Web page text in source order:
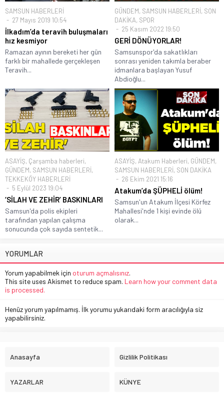
SAMSUN HABERLERİ
27 Mayıs 2019 10:54
İlkadım’da teravih buluşmaları
hız kesmiyor
Ramazan ayının bereketi her gün
farklı bir mahallede gerçekleşen
Teravih...
GÜNDEM, SAMSUN HABERLERİ, SON
DAKİKA, SPOR
25 Kasım 2022 19:50
GERİ DÖNÜYORLAR!
Samsunspor'da sakatlıkları
sonrası yeniden takımla beraber
idmanlara başlayan Yusuf
Abdioğlu...
ASAYİŞ, Çarşamba haberleri,
GÜNDEM, SAMSUN HABERLERİ,
TEKKEKÖY HABERLERİ
5 Eylül 2023 19:04
‘SİLAH VE ZEHİR’ BASKINLARI
Samsun'da polis ekipleri
tarafından yapılan çalışma
sonucunda çok sayıda sentetik...
ASAYİŞ, Atakum Haberleri, GÜNDEM,
SAMSUN HABERLERİ, SON DAKİKA
26 Ekim 2021 15:16
Atakum’da ŞÜPHELİ ölüm!
Samsun'un Atakum İlçesi Körfez
Mahallesi'nde 1 kişi evinde ölü
olarak...
YORUMLAR
Yorum yapabilmek için oturum açmalısınız.
This site uses Akismet to reduce spam. Learn how your comment data
is processed.
Henüz yorum yapılmamış. İlk yorumu yukarıdaki form aracılığıyla siz
yapabilirsiniz.
Anasayfa Gizlilik Politikası
YAZARLAR KÜNYE